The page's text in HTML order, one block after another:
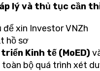
lý và thủ tục cần
để xin Investor VNZh
hồ sơ
Kinh tế (MoED)
bộ quá trình xét